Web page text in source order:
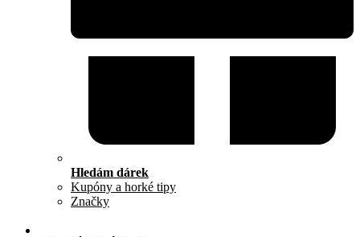
Hledám dárek
Kupóny a horké tipy
Značky